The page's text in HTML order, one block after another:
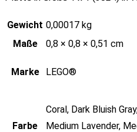
Gewicht 0,00017 kg
Maße
0,8 × 0,8 × 0,51 cm
Marke LEGO®
Farbe
Coral, Dark Bluish
Medium Lavender,